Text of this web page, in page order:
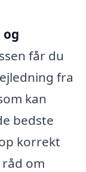
får du
fra
kan
bedste
korrekt
om